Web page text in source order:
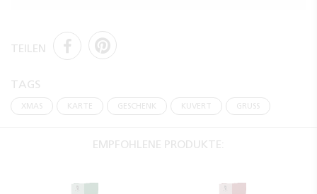
TEILEN
TAGS
XMAS KARTE GESCHENK KUVERT GRUSS
EMPFOHLENE PRODUKTE: